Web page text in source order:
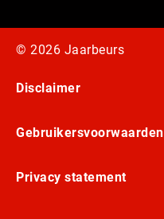
© 2026 Jaarbeurs
Disclaimer
Gebruikersvoorwaarden
Privacy statement